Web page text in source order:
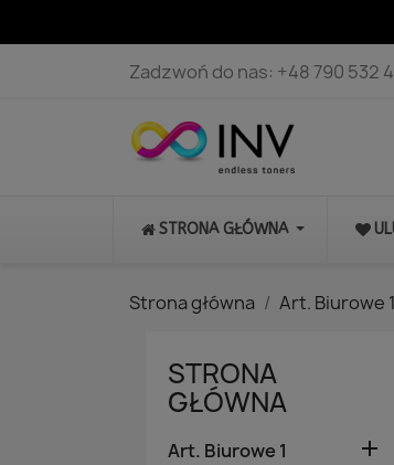
Zadzwoń do nas: +48 790 532
STRONA GŁÓWNA
Strona główna Art. Biurowe 1
STRONA
GŁÓWNA
Art. Biurowe 1 